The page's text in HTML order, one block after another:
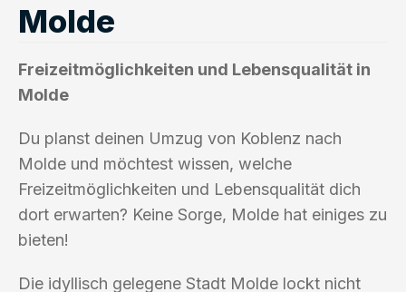
Molde
Freizeitmöglichkeiten und Lebensqualität in
Molde
Du planst deinen Umzug von Koblenz nach
Molde und möchtest wissen, welche
Freizeitmöglichkeiten und Lebensqualität dich
dort erwarten? Keine Sorge, Molde hat einiges zu
bieten!
Die idyllisch gelegene Stadt Molde lockt nicht